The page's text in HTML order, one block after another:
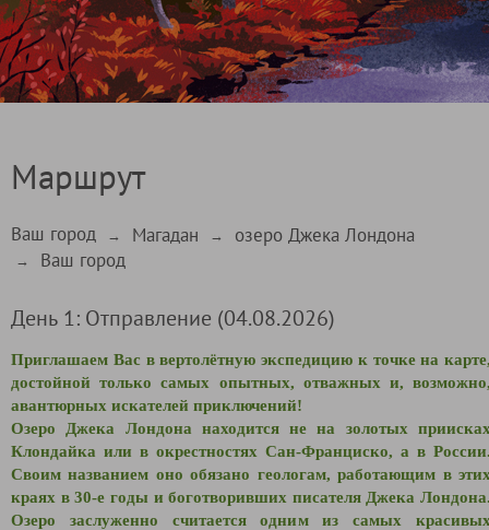
Маршрут
Ваш город → Магадан → озеро Джека Лондона
→ Ваш город
День 1: Отправление (04.08.2026)
Приглашаем Вас в вертолётную экспедицию к точке на
достойной только самых опытных, отважных и,
авантюрных искателей приключений!
Озеро Джека Лондона находится не на золотых
Клондайка или в окрестностях Сан-Франциско, а в
Своим названием оно обязано геологам, работающим в
краях в 30-е годы и боготворивших писателя Джека
Озеро заслуженно считается одним из самых